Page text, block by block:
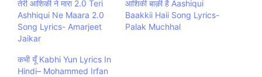
तेरी आशिकी ने मारा 2.0 Teri
Ashhiqui Ne Maara 2.0
Song Lyrics- Amarjeet
Jaikar
आशिकी बाक़ी है Aashiqui
Baakkii Haii Song Lyrics-
Palak Muchhal
कभी यूँ Kabhi Yun Lyrics In
Hindi– Mohammed Irfan